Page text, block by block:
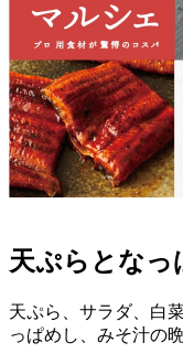
天ぷらとなっ
天ぷら、サラダ、白
っぱめし、みそ汁の